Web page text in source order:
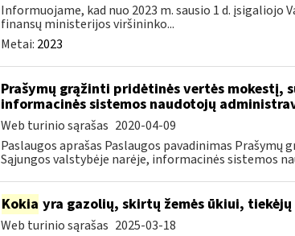
Informuojame, kad nuo 2023 m. sausio 1 d. įsigaliojo
finansų ministerijos viršininko...
Metai: 2023
Prašymų grąžinti pridėtinės vertės mokestį,
informacinės sistemos naudotojų
Web turinio sąrašas 2020-04-09
Paslaugos aprašas Paslaugos pavadinimas
Sąjungos valstybėje narėje, informacinės sistemos
Kokia yra gazolių, skirtų žemės ūkiui,
Web turinio sąrašas 2025-03-18